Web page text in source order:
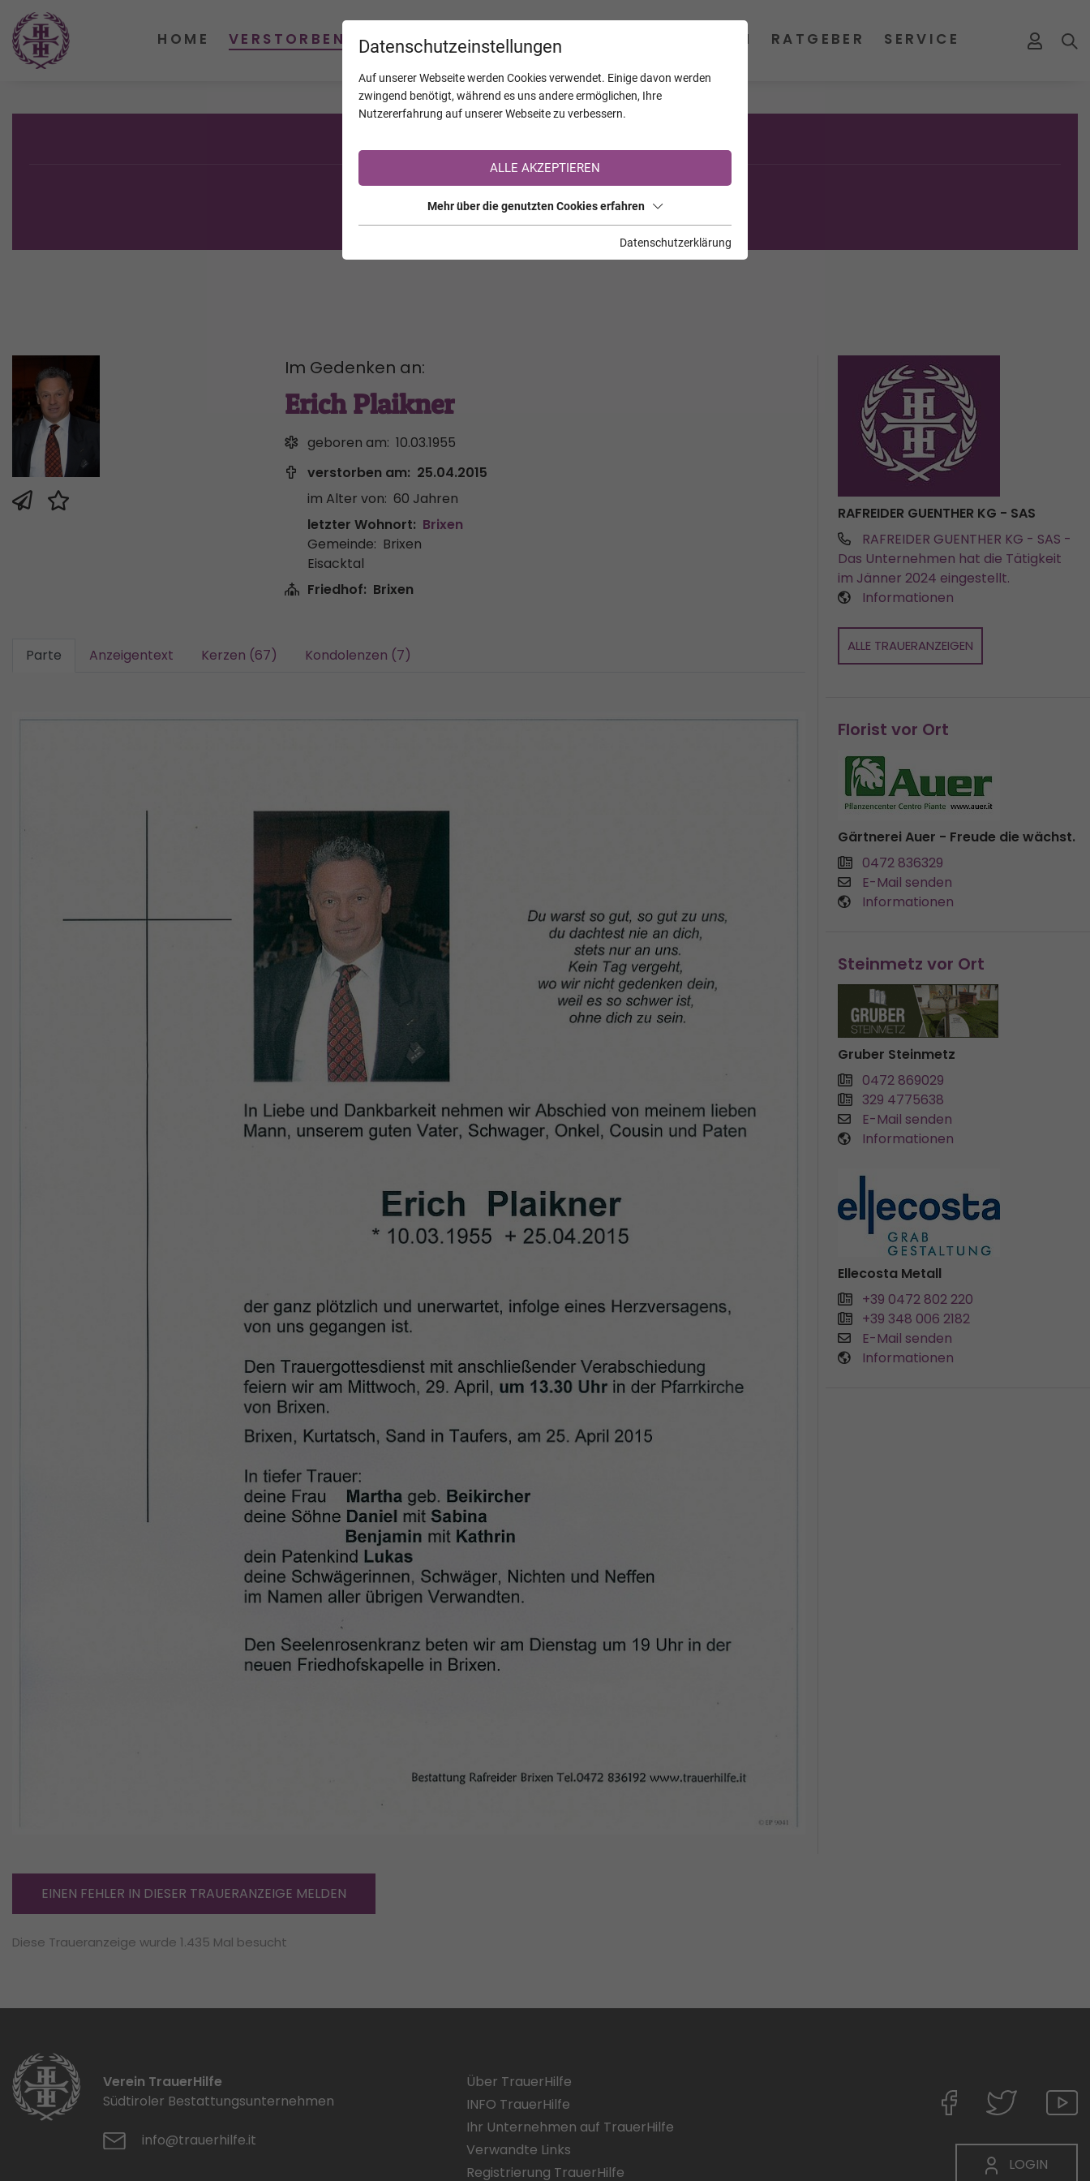
Sie sind noch nicht auf TrauerHilfe.it registriert?
>> zur kostenlosen Registrierung <<
Im Gedenken an:
Erich Plaikner
geboren am: 10.03.1955
verstorben am: 25.04.2015
im Alter von: 60 Jahren
letzter Wohnort: Brixen
Gemeinde: Brixen
Eisacktal
Friedhof: Brixen
Parte Anzeigentext Kerzen (67) Kondolenzen (7)
RAFREIDER GUENTHER KG - SAS
RAFREIDER GUENTHER KG - SAS -
Das Unternehmen hat die Tätigkeit
im Jänner 2024 eingestellt.
Informationen
ALLE TRAUERANZEIGEN
Florist vor Ort
Gärtnerei Auer - Freude die wächst.
0472 836329
E-Mail senden
Informationen
Steinmetz vor Ort
Gruber Steinmetz
0472 869029
329 4775638
E-Mail senden
Informationen
Ellecosta Metall
+39 0472 802 220
+39 348 006 2182
E-Mail senden
Informationen
EINEN FEHLER IN DIESER TRAUERANZEIGE MELDEN
Diese Traueranzeige wurde 1.435 Mal besucht
Verein TrauerHilfe
Südtiroler Bestattungsunternehmen
info@trauerhilfe.it
Über TrauerHilfe
INFO TrauerHilfe
Ihr Unternehmen auf TrauerHilfe
Verwandte Links
Registrierung TrauerHilfe
LOGIN
Datenschutzeinstellungen
Auf unserer Webseite werden Cookies verwendet. Einige davon werden
zwingend benötigt, während es uns andere ermöglichen, Ihre
Nutzererfahrung auf unserer Webseite zu verbessern.
ALLE AKZEPTIEREN
Mehr über die genutzten Cookies erfahren
Datenschutzerklärung
HOME VERSTORBENE KALENDER JAHRESTAGE UNTERNEHMEN RATGEBER SERVICE